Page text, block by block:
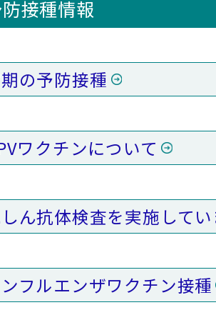
接種情報
の予防接種
ワクチンについて
ん抗体検査を実施して
フルエンザワクチン接種